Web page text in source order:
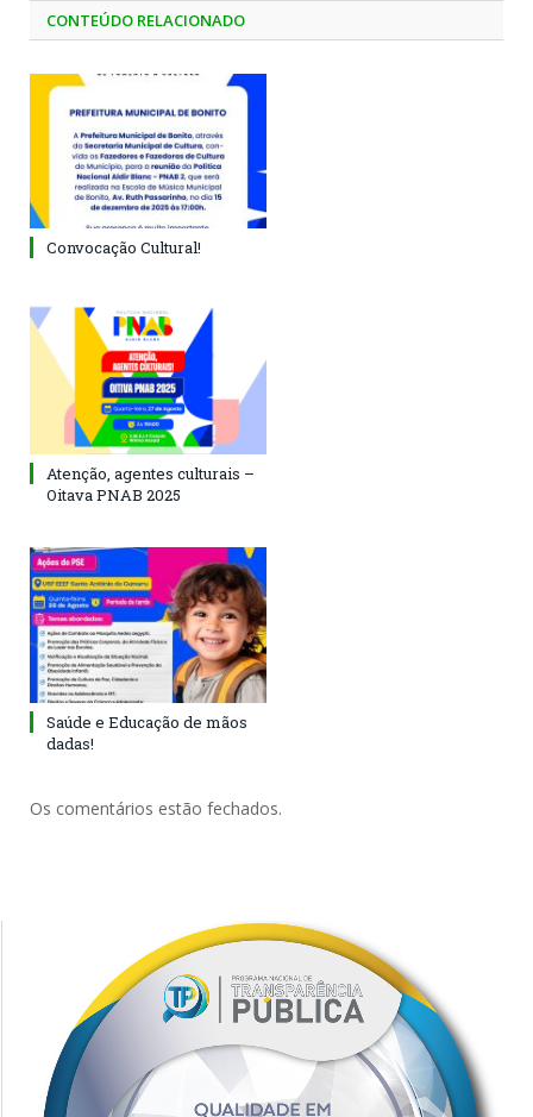
CONTEÚDO RELACIONADO
Convocação Cultural!
Atenção, agentes culturais –
Oitava PNAB 2025
Saúde e Educação de mãos
dadas!
Os comentários estão fechados.